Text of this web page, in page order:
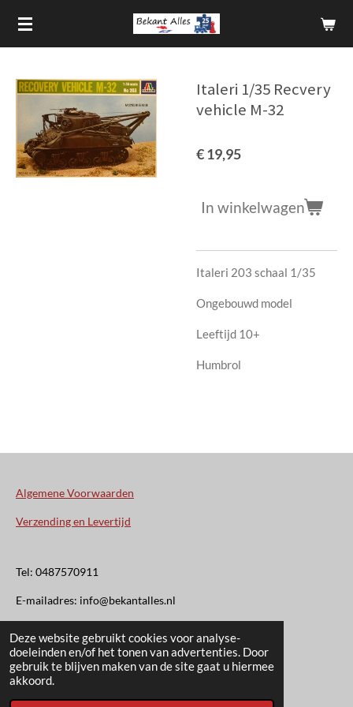
Deze website gebruikt cookies voor analyse-
doeleinden en/of het tonen van advertenties. Door
gebruik te blijven maken van de site gaat u hiermee
akkoord.
Ga
direct
hoofdinhoud
Italeri 1/35 Recvery
vehicle M-32
€ 19,95
In winkelwagen
Italeri 203 schaal 1/35
Ongebouwd model
Leeftijd 10+
Humbrol
Algemene Voorwaarden
Verzending en Levertijd
Tel: 0487570911
E-mailadres: info@bekantalles.nl
Rooysestraat 4
6621AM Dreumel
© 2020 - 2026 Bekant Alles